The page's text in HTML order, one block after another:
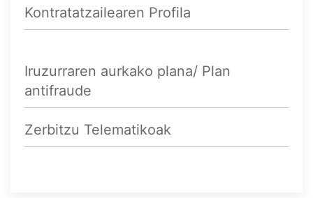
Kontratatzailearen Profila
Iruzurraren aurkako plana/ Plan
antifraude
Zerbitzu Telematikoak